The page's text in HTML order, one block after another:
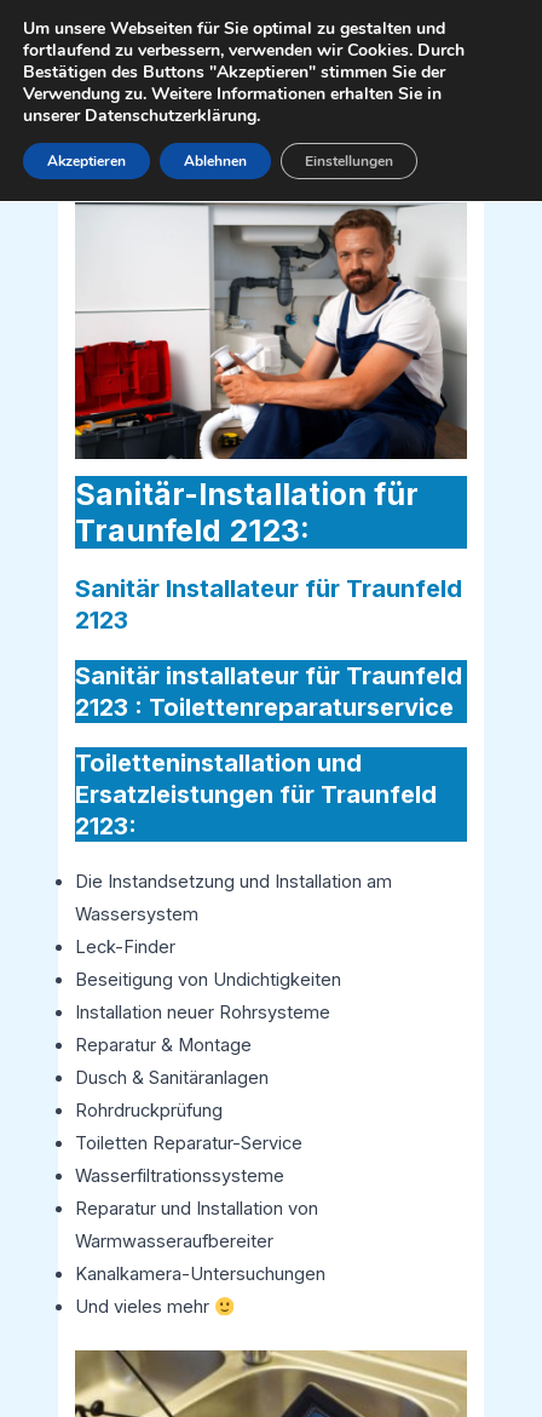
Inhalt
springen
Sanitär Installateur für Traunfeld 2123
Sanitär-Installation für
Traunfeld 2123:
Sanitär Installateur für Traunfeld
2123
Sanitär installateur für Traunfeld
2123 : Toilettenreparaturservice
Toiletteninstallation und
Ersatzleistungen für Traunfeld
2123:
Die Instandsetzung und Installation am
Wassersystem
Leck-Finder
Beseitigung von Undichtigkeiten
Installation neuer Rohrsysteme
Reparatur & Montage
Dusch & Sanitäranlagen
Rohrdruckprüfung
Toiletten Reparatur-Service
Wasserfiltrationssysteme
Reparatur und Installation von
Warmwasseraufbereiter
Kanalkamera-Untersuchungen
Und vieles mehr
Um unsere Webseiten für Sie optimal zu gestalten und
fortlaufend zu verbessern, verwenden wir Cookies. Durch
Bestätigen des Buttons "Akzeptieren" stimmen Sie der
Verwendung zu. Weitere Informationen erhalten Sie in
unserer Datenschutzerklärung.
Akzeptieren Ablehnen Einstellungen